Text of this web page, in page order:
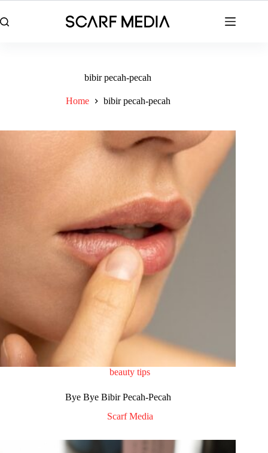
to
content
bibir pecah-pecah
Home bibir pecah-pecah
beauty tips
Bye Bye Bibir Pecah-Pecah
Scarf Media